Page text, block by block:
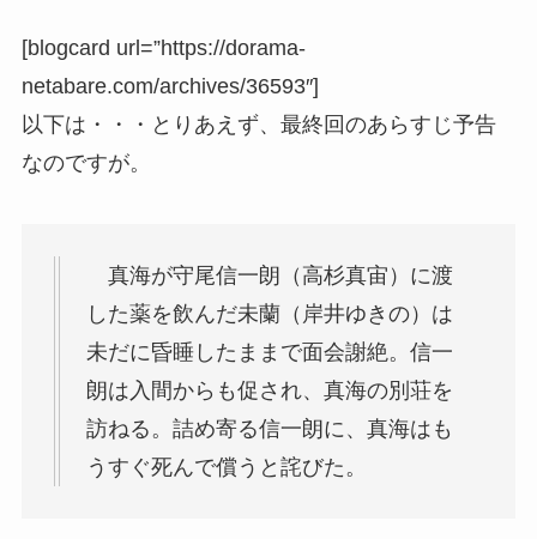
[blogcard url=”https://dorama-
netabare.com/archives/36593″]
以下は・・・とりあえず、最終回のあらすじ予告
なのですが。
真海が守尾信一朗（高杉真宙）に渡
した薬を飲んだ未蘭（岸井ゆきの）は
未だに昏睡したままで面会謝絶。信一
朗は入間からも促され、真海の別荘を
訪ねる。詰め寄る信一朗に、真海はも
うすぐ死んで償うと詫びた。